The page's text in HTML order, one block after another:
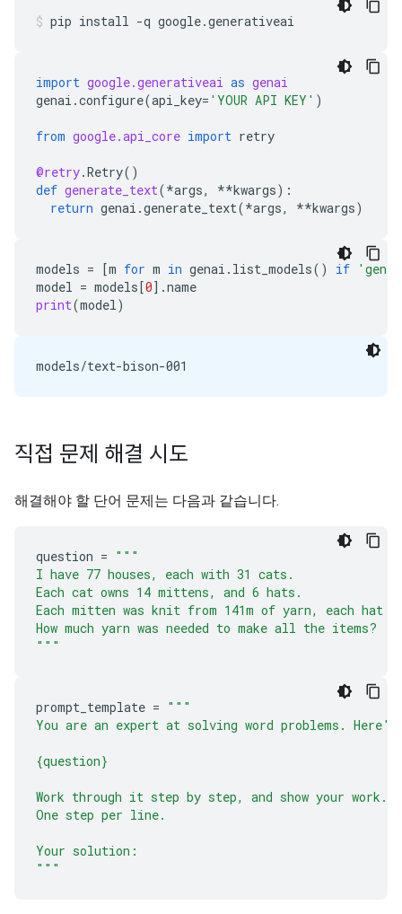
pip install -q google.generativeai
import google.generativeai as genai
genai .configure(api_key= 'YOUR API KEY' )
from google.api_core import retry
@retry.Retry()
def generate_text(*args, **kwargs):
return genai .generate_text(*args, **kwargs)
models = [m for m in genai . list_models() if
model = models[0] .name
print(model)
직접 문제 해결 시도
해결해야 할 단어 문제는 다음과 같습니다.
question = """
I have 77 houses, each with 31 cats.
Each cat owns 14 mittens, and 6 hats.
Each mitten was knit from 141m of yarn, each hat
How much yarn was needed to make all the items?
"""
prompt_template = """
You are an expert at solving word problems.
{question}
Work through it step by step, and show your work.
One step per line.
Your solution:
"""